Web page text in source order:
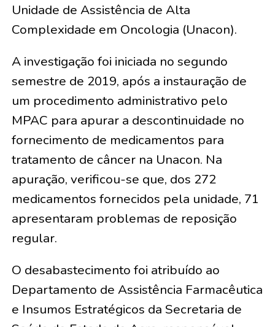
Unidade de Assistência de Alta
Complexidade em Oncologia (Unacon).
A investigação foi iniciada no segundo
semestre de 2019, após a instauração de
um procedimento administrativo pelo
MPAC para apurar a descontinuidade no
fornecimento de medicamentos para
tratamento de câncer na Unacon. Na
apuração, verificou-se que, dos 272
medicamentos fornecidos pela unidade, 71
apresentaram problemas de reposição
regular.
O desabastecimento foi atribuído ao
Departamento de Assistência Farmacêutica
e Insumos Estratégicos da Secretaria de